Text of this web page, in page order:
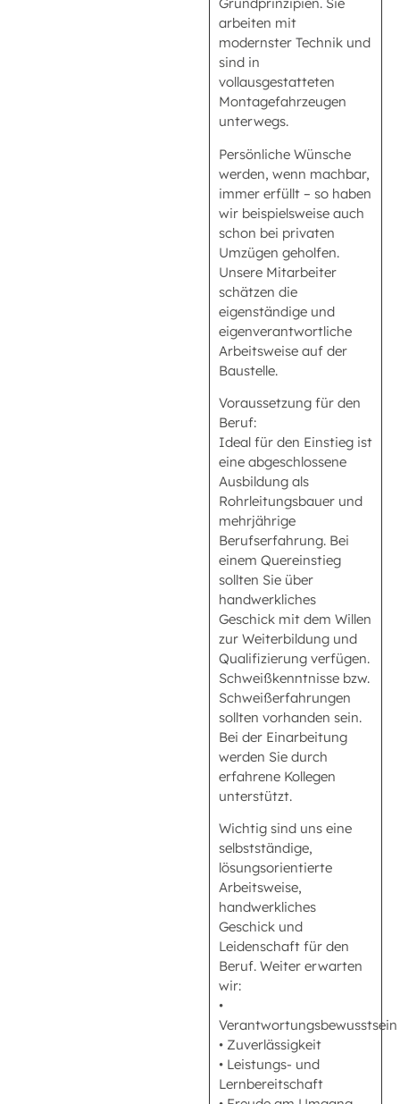
arbeiten mit
modernster Technik und
sind in
vollausgestatteten
Montagefahrzeugen
unterwegs.
Persönliche Wünsche
werden, wenn machbar,
immer erfüllt – so haben
wir beispielsweise auch
schon bei privaten
Umzügen geholfen.
Unsere Mitarbeiter
schätzen die
eigenständige und
eigenverantwortliche
Arbeitsweise auf der
Baustelle.
Voraussetzung für den
Beruf:
Ideal für den Einstieg ist
eine abgeschlossene
Ausbildung als
Rohrleitungsbauer und
mehrjährige
Berufserfahrung. Bei
einem Quereinstieg
sollten Sie über
handwerkliches
Geschick mit dem Willen
zur Weiterbildung und
Qualifizierung verfügen.
Schweißkenntnisse bzw.
Schweißerfahrungen
sollten vorhanden sein.
Bei der Einarbeitung
werden Sie durch
erfahrene Kollegen
unterstützt.
Wichtig sind uns eine
selbstständige,
lösungsorientierte
Arbeitsweise,
handwerkliches
Geschick und
Leidenschaft für den
Beruf. Weiter erwarten
wir:
•
Verantwortungsbewusstsein
• Zuverlässigkeit
• Leistungs- und
Lernbereitschaft